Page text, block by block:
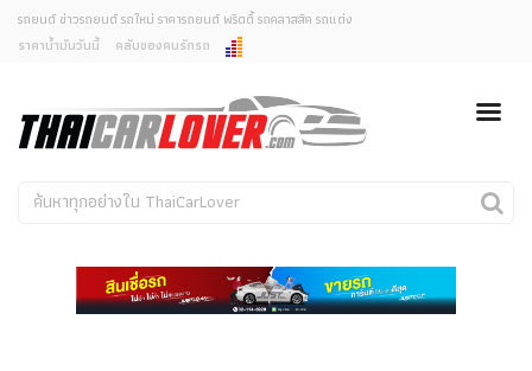
ยกเลิกการแจ้งเตือน
คุณต้องการยกเลิกการแจ้งเตือนข่าวสารเมื่อมีการอัพเดต
ใช่หรือไม่?
ไม่
รถยนต์ ข่าวรถยนต์ รถใหม่ ราคารถยนต์ พริตตี้ รถคลาสสิค รถแต่ง
ราคาน้ำมันวันนี้
คลับของคนรักรถ
รถใหม่
คนรักรถ
งานแสดงรถ